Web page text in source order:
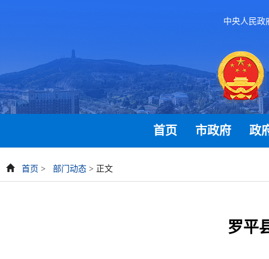
中央人民政
首页 市政府 政
首页 > 部门动态 > 正文
罗平